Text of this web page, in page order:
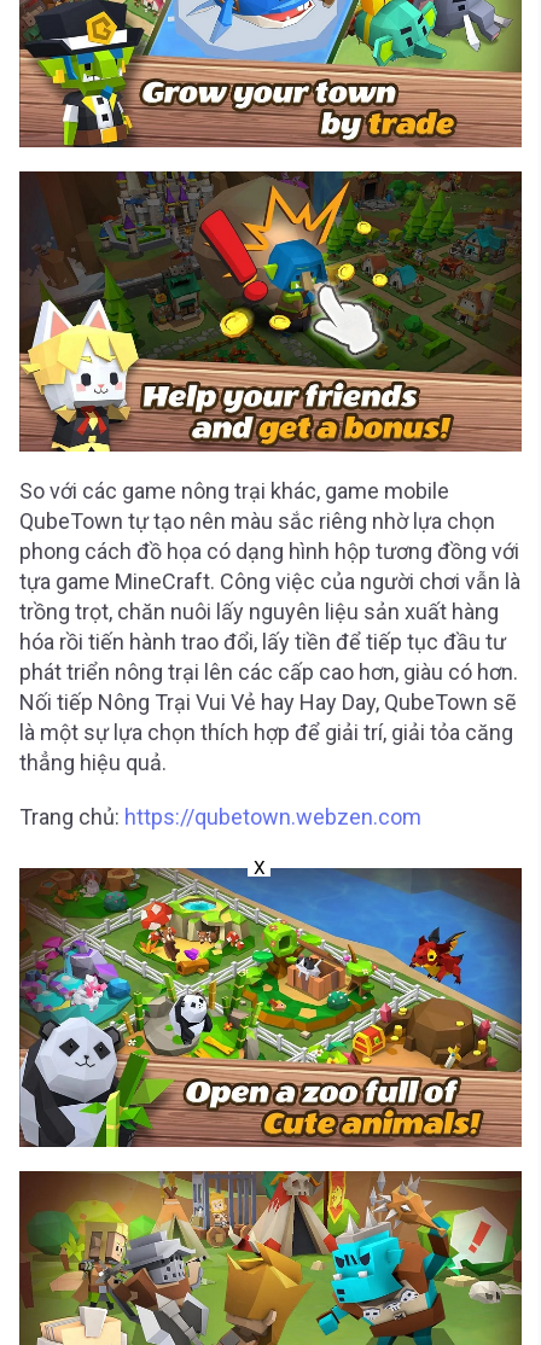
So với các game nông trại khác, game mobile
QubeTown tự tạo nên màu sắc riêng nhờ lựa chọn
phong cách đồ họa có dạng hình hộp tương đồng với
tựa game MineCraft. Công việc của người chơi vẫn là
trồng trọt, chăn nuôi lấy nguyên liệu sản xuất hàng
hóa rồi tiến hành trao đổi, lấy tiền để tiếp tục đầu tư
phát triển nông trại lên các cấp cao hơn, giàu có hơn.
Nối tiếp Nông Trại Vui Vẻ hay Hay Day, QubeTown sẽ
là một sự lựa chọn thích hợp để giải trí, giải tỏa căng
thẳng hiệu quả.
Trang chủ: https://qubetown.webzen.com
X